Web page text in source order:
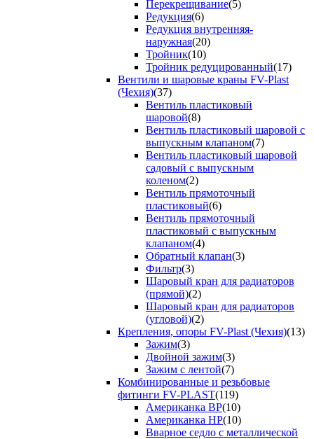
Перекрещивание(5)
Редукция(6)
Редукция внутренняя-
наружная(20)
Тройник(10)
Тройник редуцированный(17)
Вентили и шаровые краны FV-Plast
(Чехия)(37)
Вентиль пластиковый
шаровой(8)
Вентиль пластиковый шаровой с
выпускным клапаном(7)
Вентиль пластиковый шаровой
садовый с выпускным
коленом(2)
Вентиль прямоточный
пластиковый(6)
Вентиль прямоточный
пластиковый с выпускным
клапаном(4)
Обратный клапан(3)
Фильтр(3)
Шаровый кран для радиаторов
(прямой)(2)
Шаровый кран для радиаторов
(угловой)(2)
Крепления, опоры FV-Plast (Чехия)(13)
Зажим(3)
Двойной зажим(3)
Зажим с лентой(7)
Комбинированные и резьбовые
фитинги FV-PLAST(119)
Американка ВР(10)
Американка НР(10)
Вварное седло с металлической